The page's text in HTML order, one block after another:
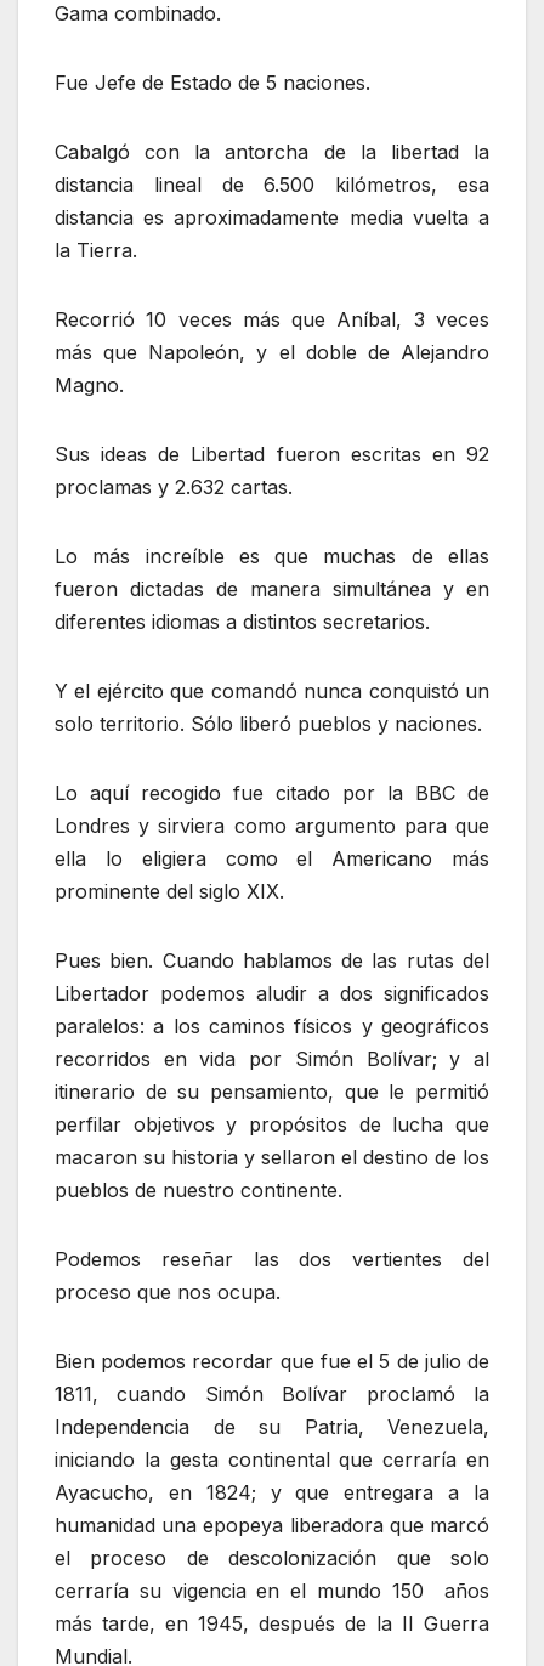
Gama combinado.
Fue Jefe de Estado de 5 naciones.
Cabalgó con la antorcha de la libertad la
distancia lineal de 6.500 kilómetros, esa
distancia es aproximadamente media vuelta a
la Tierra.
Recorrió 10 veces más que Aníbal, 3 veces
más que Napoleón, y el doble de Alejandro
Magno.
Sus ideas de Libertad fueron escritas en 92
proclamas y 2.632 cartas.
Lo más increíble es que muchas de ellas
fueron dictadas de manera simultánea y en
diferentes idiomas a distintos secretarios.
Y el ejército que comandó nunca conquistó un
solo territorio. Sólo liberó pueblos y naciones.
Lo aquí recogido fue citado por la BBC de
Londres y sirviera como argumento para que
ella lo eligiera como el Americano más
prominente del siglo XIX.
Pues bien. Cuando hablamos de las rutas del
Libertador podemos aludir a dos significados
paralelos: a los caminos físicos y geográficos
recorridos en vida por Simón Bolívar; y al
itinerario de su pensamiento, que le permitió
perfilar objetivos y propósitos de lucha que
macaron su historia y sellaron el destino de los
pueblos de nuestro continente.
Podemos reseñar las dos vertientes del
proceso que nos ocupa.
Bien podemos recordar que fue el 5 de julio de
1811, cuando Simón Bolívar proclamó la
Independencia de su Patria, Venezuela,
iniciando la gesta continental que cerraría en
Ayacucho, en 1824; y que entregara a la
humanidad una epopeya liberadora que marcó
el proceso de descolonización que solo
cerraría su vigencia en el mundo 150 años
más tarde, en 1945, después de la II Guerra
Mundial.